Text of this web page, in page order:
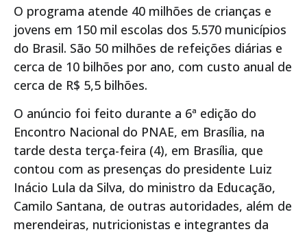
O programa atende 40 milhões de crianças e
jovens em 150 mil escolas dos 5.570 municípios
do Brasil. São 50 milhões de refeições diárias e
cerca de 10 bilhões por ano, com custo anual de
cerca de R$ 5,5 bilhões.
O anúncio foi feito durante a 6ª edição do
Encontro Nacional do PNAE, em Brasília, na
tarde desta terça-feira (4), em Brasília, que
contou com as presenças do presidente Luiz
Inácio Lula da Silva, do ministro da Educação,
Camilo Santana, de outras autoridades, além de
merendeiras, nutricionistas e integrantes da